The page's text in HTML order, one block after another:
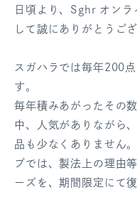
日頃より、Sghr オンラ
して誠にありがとうご
スガハラでは毎年200
す。
毎年積みあがったその
中、人気がありながら
品も少なくありません
プでは、製法上の理由
ーズを、期間限定にて